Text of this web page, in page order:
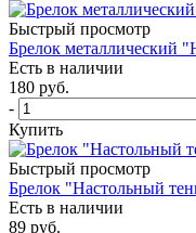
Быстрый просмотр
Брелок металлический
Есть в наличии
180 руб.
-
Купить
Быстрый просмотр
Брелок "Настольный
Есть в наличии
89 руб.